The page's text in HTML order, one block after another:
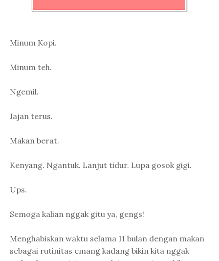
Minum Kopi.
Minum teh.
Ngemil.
Jajan terus.
Makan berat.
Kenyang. Ngantuk. Lanjut tidur. Lupa gosok gigi.
Ups.
Semoga kalian nggak gitu ya, gengs!
Menghabiskan waktu selama 11 bulan dengan makan
sebagai rutinitas emang kadang bikin kita nggak